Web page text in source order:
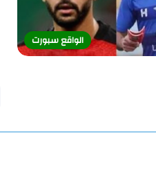
الواقع سبورت